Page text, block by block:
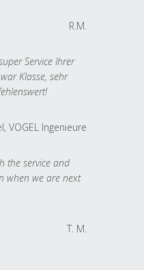
R.M.
Service Ihrer
Klasse, sehr
VOGEL Ingenieure
the service and
when we are next
T. M.